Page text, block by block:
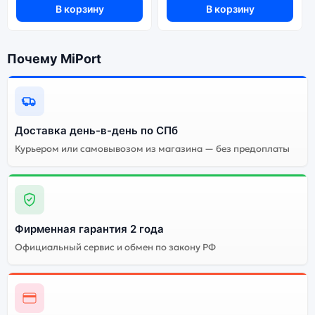
(Активированный) 128Gb Sierra Blue
(Небесно-голубой):
Качественный экран Системная оболочка
Огромный выбор
Высокое качество
Стоимость смартфона
Apple iPhone 13 PRO
(Активированный)
(Небесно-голубой)
В корзину В корзину
Почему MiPort
Доставка день-в-день по СПб
Курьером или самовывозом из магазина — без предоплаты
Фирменная гарантия 2 года
Официальный сервис и обмен по закону РФ